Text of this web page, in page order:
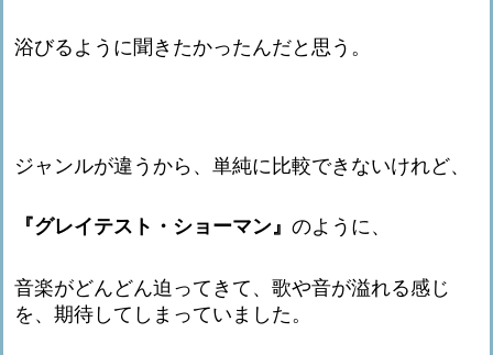
浴びるように聞きたかったんだと思う。
ジャンルが違うから、単純に比較できないけれど、
『グレイテスト・ショーマン』 のように、
音楽がどんどん迫ってきて、歌や音が溢れる感じ
を、期待してしまっていました。